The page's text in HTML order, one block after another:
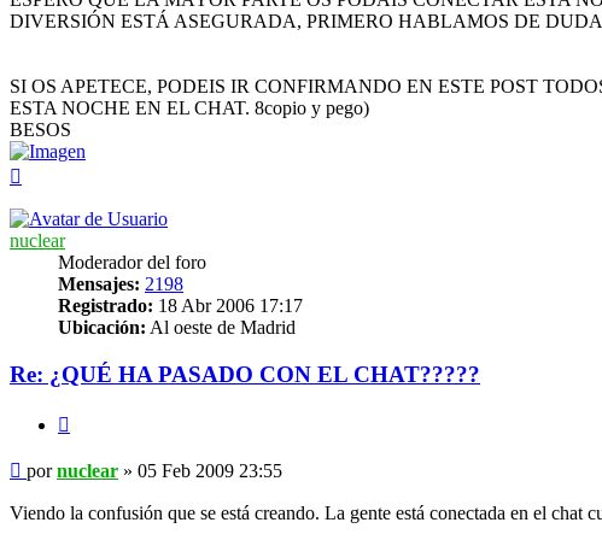
DIVERSIÓN ESTÁ ASEGURADA, PRIMERO HABLAMOS DE
SI OS APETECE, PODEIS IR CONFIRMANDO EN ESTE POST
ESTA NOCHE EN EL CHAT. 8copio y pego)
BESOS
nuclear
Moderador del foro
Mensajes: 2198
Registrado: 18 Abr 2006 17:17
Ubicación: Al oeste de Madrid
Re: ¿QUÉ HA PASADO CON EL CHAT?????
Mensaje
pornuclear » 05 Feb 2009 23:55
Viendo la confusión que se está creando. La gente está conectada en el chat